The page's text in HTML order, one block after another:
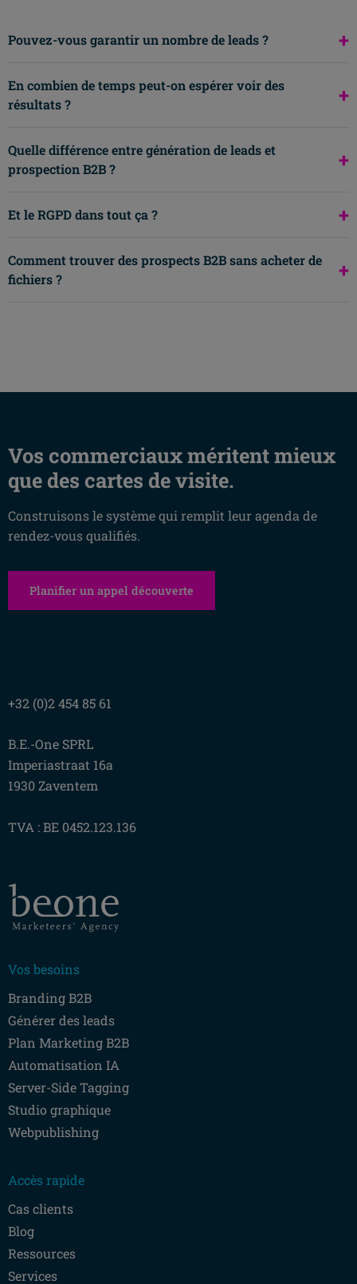
Pouvez-vous garantir un nombre de leads ? +
En combien de temps peut-on espérer voir des
résultats ?
+
Quelle différence entre génération de leads et
prospection B2B ?
+
Et le RGPD dans tout ça ? +
Comment trouver des prospects B2B sans acheter de
fichiers ?
+
Vos commerciaux méritent mieux
que des cartes de visite.
Construisons le système qui remplit leur agenda de
rendez-vous qualifiés.
Planifier un appel découverte
+32 (0)2 454 85 61
B.E.-One SPRL
Imperiastraat 16a
1930 Zaventem
TVA : BE 0452.123.136
Vos besoins
Branding B2B
Générer des leads
Plan Marketing B2B
Automatisation IA
Server-Side Tagging
Studio graphique
Webpublishing
Accès rapide
Cas clients
Blog
Ressources
Services